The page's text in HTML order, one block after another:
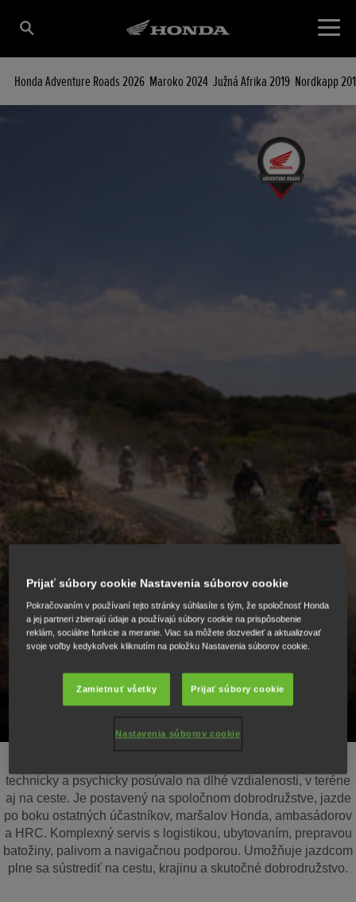
Honda Adventure Roads 2026 Maroko 2024 Južná Afrika 2019 Nordkapp
HONDA ADVENTURE ROADS
Honda Adventure Roads je skutočné dobrodružstvo na
technicky a psychicky posúvalo na dlhé vzdialenosti, v teréne
aj na ceste. Je postavený na spoločnom dobrodružstve, jazde
po boku ostatných účastníkov, maršalov Honda, ambasádorov
a HRC. Komplexný servis s logistikou, ubytovaním, prepravou
batožiny, palivom a navigačnou podporou. Umožňuje jazdcom
plne sa sústrediť na cestu, krajinu a skutočné dobrodružstvo.
Prijať súbory cookie Nastavenia súborov cookie
Pokračovaním v používaní tejto stránky súhlasíte s tým, že spoločnosť Honda
a jej partneri zbierajú údaje a používajú súbory cookie na prispôsobenie
reklám, sociálne funkcie a meranie. Viac sa môžete dozvedieť a aktualizovať
svoje voľby kedykoľvek kliknutím na položku Nastavenia súborov cookie.
Zamietnuť všetky Prijať súbory cookie
Nastavenia súborov cookie